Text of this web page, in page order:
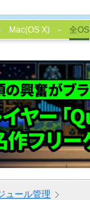
Mac(OS X) 全OS
ュール管理